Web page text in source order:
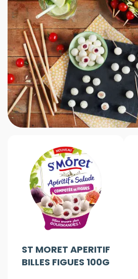
ST MORET APERITIF
BILLES FIGUES 100G